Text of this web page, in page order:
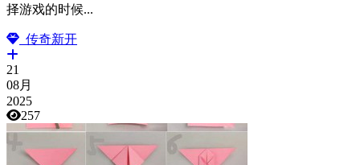
择游戏的时候...
传奇新开
21
08月
2025
257